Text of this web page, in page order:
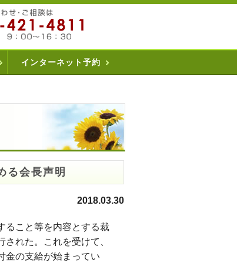
インターネット予約
る会長声明
2018.03.30
ること等を内容とする裁
れた。これを受けて、
金の支給が始まってい